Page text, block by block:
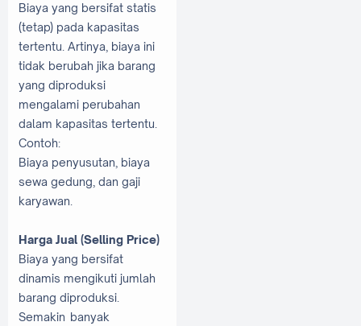
Biaya yang bersifat statis
(tetap) pada kapasitas
tertentu. Artinya, biaya ini
tidak berubah jika barang
yang diproduksi
mengalami perubahan
dalam kapasitas tertentu.
Contoh:
Biaya penyusutan, biaya
sewa gedung, dan gaji
karyawan.
Harga Jual (Selling Price)
Biaya yang bersifat
dinamis mengikuti jumlah
barang diproduksi.
Semakin banyak